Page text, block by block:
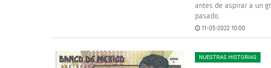
antes de aspirar a un
pasado.
11-05-2022 10:00
NUESTRAS HISTORIAS